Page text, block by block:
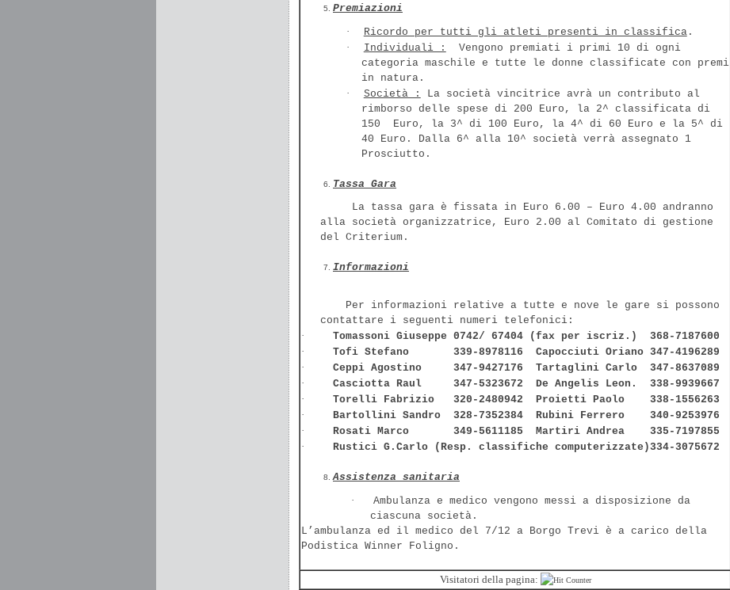
Premiazioni
·
Ricordo per tutti gli atleti presenti in classifica.
·
Individuali :
Vengono premiati i primi 10 di ogni
categoria maschile e tutte le donne classificate con premi
in natura.
·
Società :
La società vincitrice avrà un contributo al
rimborso delle spese di 200 Euro, la 2^ classificata di
150
Euro, la 3^ di 100 Euro, la 4^ di 60 Euro e la 5^ di
40 Euro. Dalla 6^ alla 10^ società verrà assegnato 1
Prosciutto.
Tassa Gara
La tassa gara è fissata in Euro 6.00 – Euro 4.00 andranno
alla società organizzatrice, Euro 2.00 al Comitato di gestione
del Criterium.
Informazioni
Per informazioni relative a tutte e nove le gare si possono
contattare i seguenti numeri telefonici:
·
Tomassoni Giuseppe 0742/ 67404 (fax per iscriz.)
368-7187600
·
Tofi Stefano 339-8978116
Capocciuti Oriano 347-4196289
·
Ceppi Agostino 347-9427176 Tartaglini Carlo
347-8637089
·
Casciotta Raul 347-5323672 De Angelis Leon.
338-9939667
·
Torelli Fabrizio 320-2480942 Proietti Paolo
338-1556263
·
Bartollini Sandro 328-7352384 Rubini Ferrero
340-9253976
·
Rosati Marco 349-5611185 Martiri Andrea
335-7197855
·
Rustici G.Carlo (Resp. classifiche computerizzate)334-3075672
Assistenza sanitaria
·
Ambulanza e medico vengono messi a disposizione da
ciascuna società.
L’ambulanza ed il medico del 7/12 a Borgo Trevi è a carico della
Podistica Winner Foligno.
Visitatori della pagina: